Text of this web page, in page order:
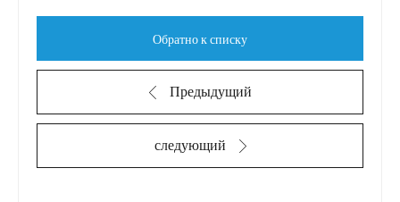
Предыдущий
Обратно к списку
следующий